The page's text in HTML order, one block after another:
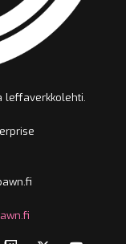
leffaverkkolehti.